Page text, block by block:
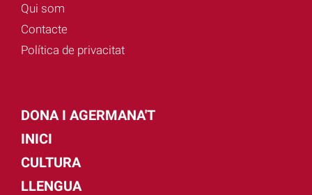
Qui som
Contacte
Política de privacitat
DONA I AGERMANA'T
INICI
CULTURA
LLENGUA